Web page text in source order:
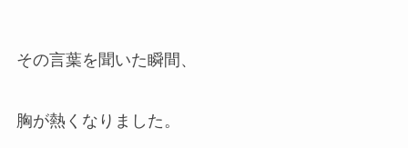
その言葉を聞いた瞬間、
胸が熱くなりました。